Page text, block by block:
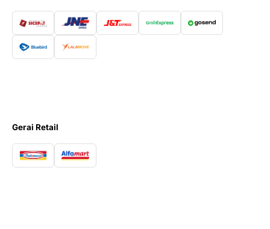
Gerai Retail